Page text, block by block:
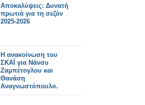
Αποκαλύψεις: Δυνατή
πρωτιά για τη σεζόν
2025-2026
Η ανακοίνωση του
ΣΚΑΪ για Νάνσυ
Ζαμπέτογλου και
Θανάση
Αναγνωστόπουλο.